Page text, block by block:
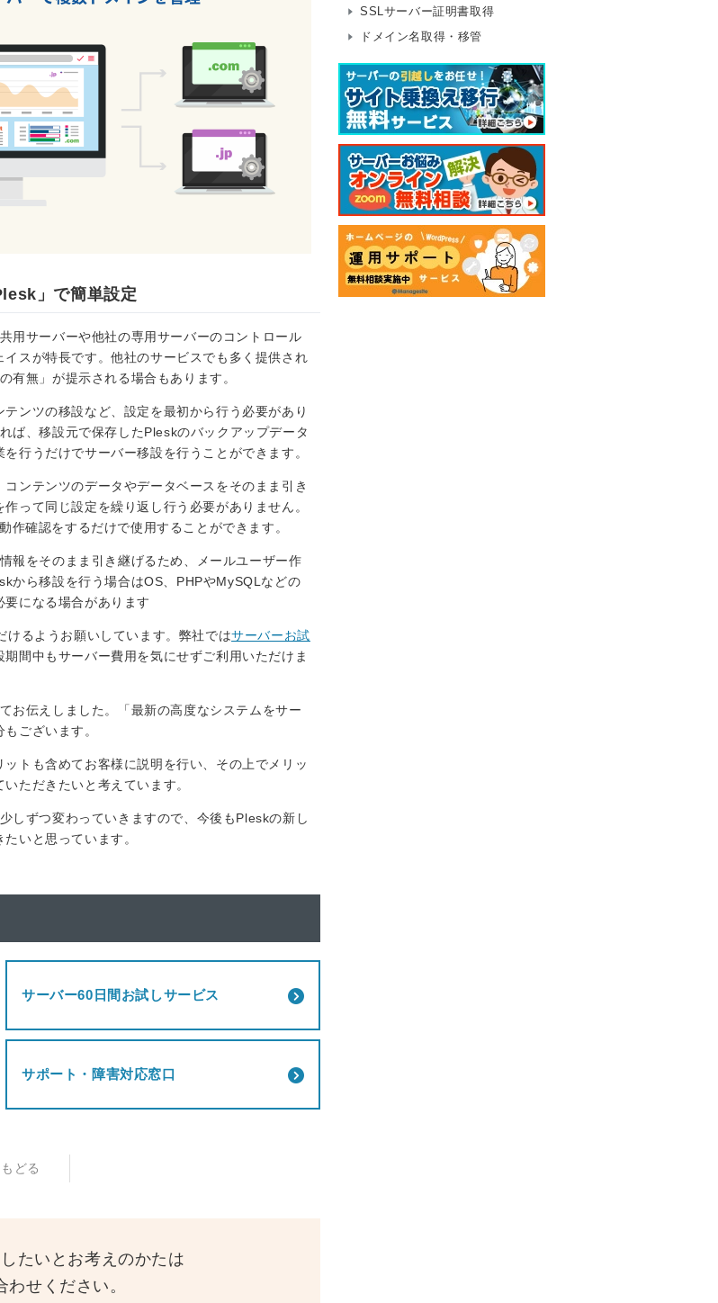
」で簡単設定
用サーバーや他社の専用サーバーのコントロール
スが特長です。他社のサービスでも多く提供され
有無」が提示される場合もあります。
ンツの移設など、設定を最初から行う必要があり
ば、移設元で保存したPleskのバックアップデータ
行うだけでサーバー移設を行うことができます。
ンテンツのデータやデータベースをそのまま引き
って同じ設定を繰り返し行う必要がありません。
確認をするだけで使用することができます。
報をそのまま引き継げるため、メールユーザー作
から移設を行う場合はOS、PHPやMySQLなどの
になる場合があります
けるようお願いしています。弊社ではサーバーお試
間中もサーバー費用を気にせずご利用いただけま
お伝えしました。「最新の高度なシステムをサー
ございます。
トも含めてお客様に説明を行い、その上でメリッ
ただきたいと考えています。
しずつ変わっていきますので、今後もPleskの新し
いと思っています。
サーバー60日間お試しサービス
サポート・障害対応窓口
どる
たいとお考えのかたは
せください。
SSLサーバー証明書取得
ドメイン名取得・移管